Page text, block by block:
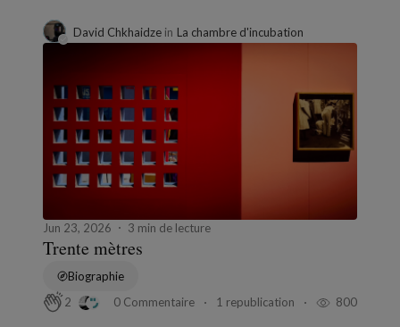
David Chkhaidze in La chambre d'incubation
Jun 23, 2026 3 min de lecture
Trente mètres
Biographie
2
0 Commentaire 1 republication 800